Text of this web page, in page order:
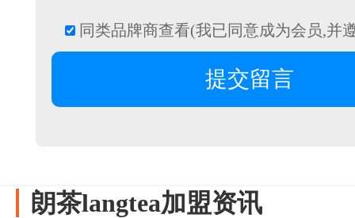
同类品牌商查看(我已同意成为会员,并
朗茶langtea加盟资讯